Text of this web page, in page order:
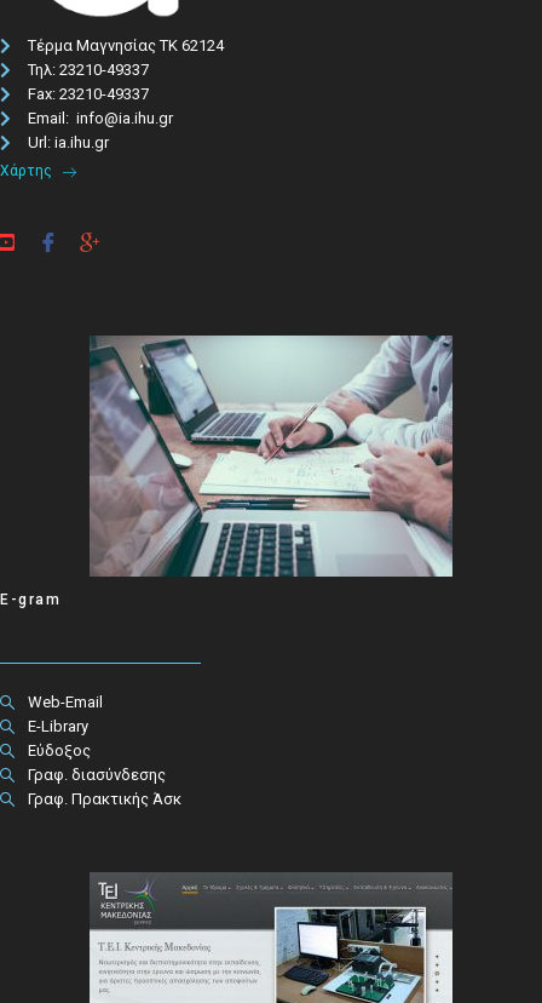
Τέρμα Μαγνησίας ΤΚ 62124
Τηλ: 23210-49337​
Fax: 23210-49337
Email: info@ia.ihu.gr
Url: ia.ihu.gr
Χάρτης
E-gram
Web-Email
E-Library
Εύδοξος
Γραφ. διασύνδεσης
Γραφ. Πρακτικής Άσκ